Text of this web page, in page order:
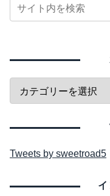
Tweets by sweetroad5